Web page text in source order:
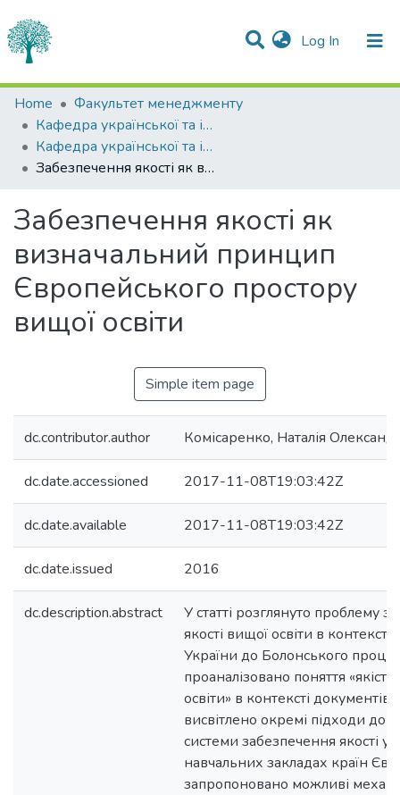
Log In (current)
Statistics
Communities & Collections
All of DSpace
Home
Факультет менеджменту
Кафедра української та іноземних мов
Кафедра української та іноземних мов
Забезпечення якості як визначальний принцип Європейського простору вищої освіти
Забезпечення якості як
визначальний принцип
Європейського простору
вищої освіти
Simple item page
dc.contributor.author Комісаренко, Наталія
dc.date.accessioned 2017-11-08T19:03:42Z
dc.date.available 2017-11-08T19:03:42Z
dc.date.issued 2016
dc.description.abstract
У статті розглянуто проблему
якості вищої освіти в
України до Болонського
проаналізовано поняття
освіти» в контексті
висвітлено окремі підходи до
системи забезпечення якості
навчальних закладах країн
запропоновано можливі